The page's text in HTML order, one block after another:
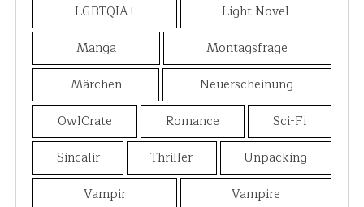
LGBTQIA+
Light Novel
Manga
Montagsfrage
Märchen
Neuerscheinung
OwlCrate
Romance
Sci-Fi
Sincalir
Thriller
Unpacking
Vampir
Vampire